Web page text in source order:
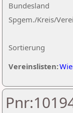
Sortierung
Bundesland
Spgem./Kreis/
Vereinslisten: